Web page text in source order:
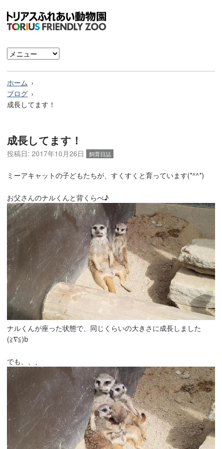
ホーム
ブログ
成長してます！
成長してます！
投稿日: 2017年10月26日 飼育日誌
ミーアキャットの子どもたちが、すくすくと育っています(*^^*)
お父さんのナルくんと背くらべ♪
ナルくんが座った状態で、同じくらいの大きさに成長しました
(≧∇≦)b
でも、、、